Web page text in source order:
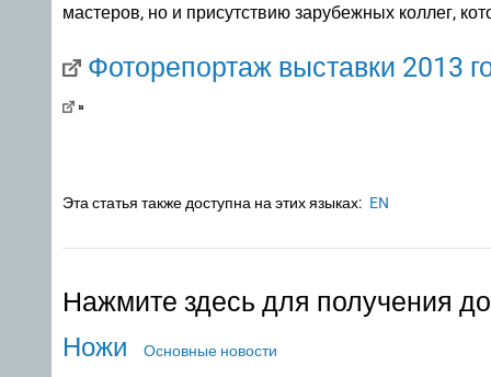
мастеров, но и присутствию зарубежных коллег,
Фоторепортаж выставки 2013
Эта статья также доступна на этих языках: EN
Нажмите здесь для получения
Ножи Основные новости